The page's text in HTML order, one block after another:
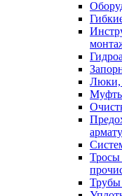
Люки,
Тросы